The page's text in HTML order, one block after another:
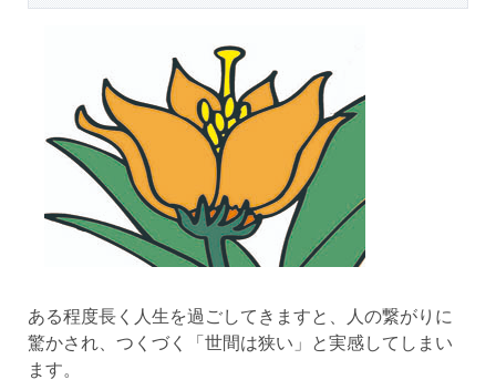
ある程度長く人生を過ごしてきますと、人の繋がりに
驚かされ、つくづく「世間は狭い」と実感してしまい
ます。